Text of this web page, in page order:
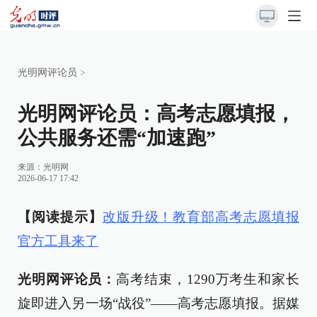
光明网评论员 >
光明网评论员：高考志愿填报，
公共服务还需“加速跑”
来源： 光明网
2026-06-17 17:42
【阅读提示】 改版升级！教育部高考志愿填报
官方工具来了
光明网评论员：高考结束，1290万考生和家长
旋即进入另一场“战役”——高考志愿填报。据媒